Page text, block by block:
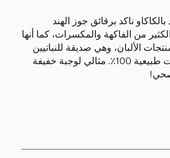
ناكد برقائق جوز الهند
من الفاكهة والمكسرات، كما أنها
الألبان، وهي صديقة للنباتيين
ومصنوعة من مكونات طبيعية 100٪. مثالي لوجبة خفيفة
صحي!